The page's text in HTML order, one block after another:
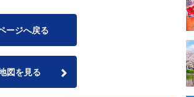
ージへ戻る
図を見る